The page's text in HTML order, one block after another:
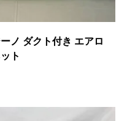
ノ ダクト付き エアロ
ト